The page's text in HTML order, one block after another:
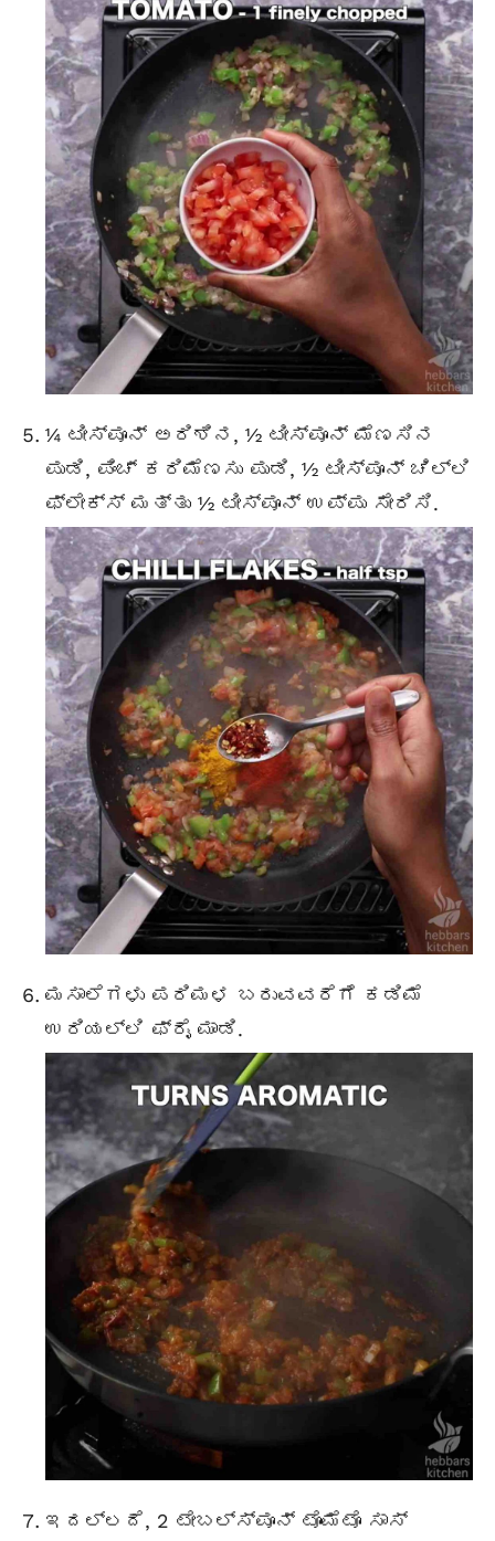
¼ ಟೀಸ್ಪೂನ್ ಅರಿಶಿನ, ½ ಟೀಸ್ಪೂನ್ ಮೆಣಸಿನ
ಪುಡಿ, ಪಿಂಚ್ ಕರಿಮೆಣಸು ಪುಡಿ, ½ ಟೀಸ್ಪೂನ್ ಚಿಲ್ಲಿ
ಫ್ಲೇಕ್ಸ್ ಮತ್ತು ½ ಟೀಸ್ಪೂನ್ ಉಪ್ಪು ಸೇರಿಸಿ.
ಮಸಾಲೆಗಳು ಪರಿಮಳ ಬರುವವರೆಗೆ ಕಡಿಮೆ
ಉರಿಯಲ್ಲಿ ಫ್ರೈ ಮಾಡಿ.
ಇದಲ್ಲದೆ, 2 ಟೇಬಲ್ಸ್ಪೂನ್ ಟೊಮೆಟೊ ಸಾಸ್